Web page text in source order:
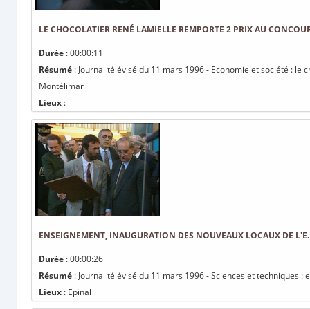
LE CHOCOLATIER RENÉ LAMIELLE REMPORTE 2 PRIX AU
Durée : 00:00:11
Résumé : Journal télévisé du 11 mars 1996 - Economie et société :
Montélimar
Lieux :
ENSEIGNEMENT, INAUGURATION DES NOUVEAUX LOCAUX DE
Durée : 00:00:26
Résumé : Journal télévisé du 11 mars 1996 - Sciences et techniques
Lieux : Epinal